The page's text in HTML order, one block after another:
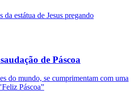
da estátua de Jesus pregando
de Páscoa
do mundo, se cumprimentam com uma
Páscoa”